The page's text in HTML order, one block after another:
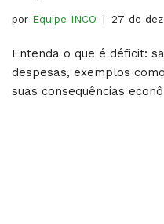
por Equipe INCO 27 de
Entenda o que é déficit:
despesas, exemplos
suas consequências